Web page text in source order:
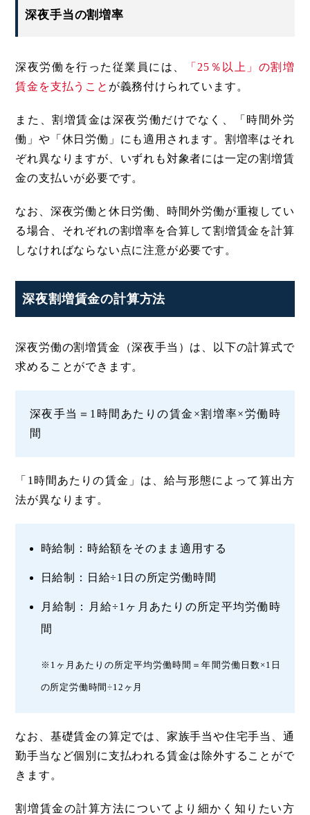
深夜手当の割増率
深夜労働を行った従業員には、
「25％以上」の割増
賃金を支払うこと が義務付けられています。
また、割増賃金は深夜労働だけでなく、「時間外労
働」や「休日労働」にも適用されます。割増率はそれ
ぞれ異なりますが、いずれも対象者には一定の割増賃
金の支払いが必要です。
なお、深夜労働と休日労働、時間外労働が重複してい
る場合、それぞれの割増率を合算して割増賃金を計算
しなければならない点に注意が必要です。
深夜割増賃金の計算方法
深夜労働の割増賃金（深夜手当）は、以下の計算式で
求めることができます。
深夜手当＝1時間あたりの賃金×割増率×労働時
間
「1時間あたりの賃金」は、給与形態によって算出方
法が異なります。
時給制：時給額をそのまま適用する
日給制：日給÷1日の所定労働時間
月給制：月給÷1ヶ月あたりの所定平均労働時
間
※1ヶ月あたりの所定平均労働時間＝年間労働日数×1日
の所定労働時間÷12ヶ月
なお、基礎賃金の算定では、家族手当や住宅手当、通
勤手当など個別に支払われる賃金は除外することがで
きます。
割増賃金の計算方法についてより細かく知りたい方